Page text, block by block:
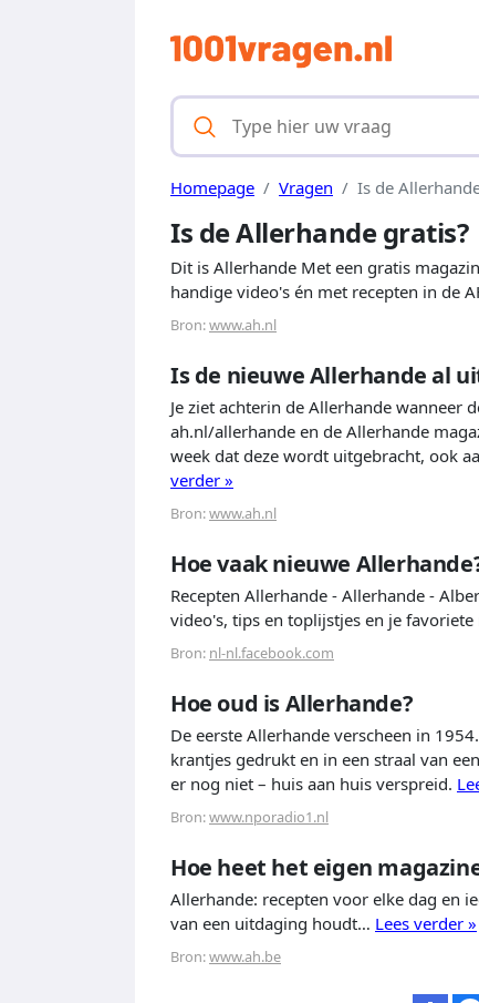
Homepage Vragen Is de
Is de Allerhande gratis?
Dit is Allerhande Met een gratis
handige video's én met recepten in de
Bron:www.ah.nl
Is de nieuwe Allerhande al
Je ziet achterin de Allerhande wanneer
ah.nl/allerhande en de Allerhande
week dat deze wordt uitgebracht, ook
verder »
Bron:www.ah.nl
Hoe vaak nieuwe
Recepten Allerhande - Allerhande -
video's, tips en toplijstjes en je
Bron: nl-nl.facebook.com
Hoe oud is Allerhande?
De eerste Allerhande verscheen in
krantjes gedrukt en in een straal van
er nog niet – huis aan huis verspreid.
Bron:www.nporadio1.nl
Hoe heet het eigen
Allerhande: recepten voor elke dag en
van een uitdaging houdt… Lees verder »
Bron:www.ah.be